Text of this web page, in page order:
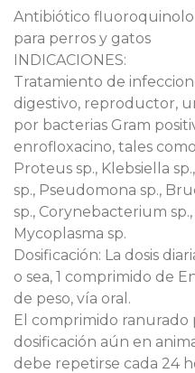
Antibiótico
para perros y gatos
INDICACIONES:
Tratamiento de
digestivo, reproductor,
por bacterias Gram
enrofloxacino, tales
Proteus sp., Klebsiella
sp., Pseudomona sp.,
sp., Corynebacterium
Mycoplasma sp.
Dosificación: La dosis
o sea, 1 comprimido de
de peso, vía oral.
El comprimido ranurado
dosificación aún en
debe repetirse cada 24